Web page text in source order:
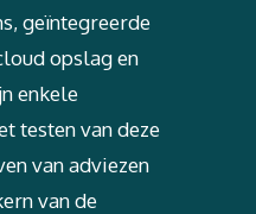
geïntegreerde
opslag en
enkele
testen van deze
van adviezen
van de